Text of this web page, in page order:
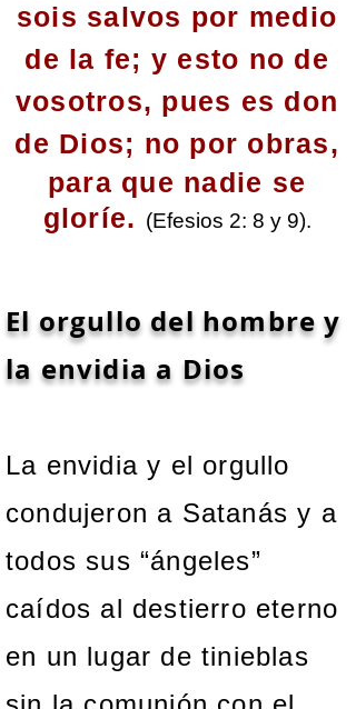
sois salvos por medio
de la fe; y esto no de
vosotros, pues es don
de Dios; no por obras,
para que nadie se
gloríe. (Efesios 2: 8 y 9).
El orgullo del hombre y
la envidia a Dios
La envidia y el orgullo
condujeron a Satanás y a
todos sus “ángeles”
caídos al destierro eterno
en un lugar de tinieblas